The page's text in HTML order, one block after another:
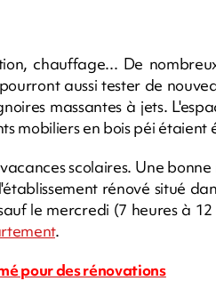
chauffage... De
aussi tester de
massantes à jets.
mobiliers en bois péi étaient
scolaires. Une
rénové situé
le mercredi (7 heures à
.
pour des rénovations